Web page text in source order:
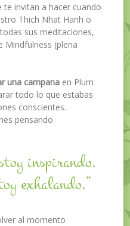
te invitan a hacer cuando
Thich Nhat Hanh o
sus meditaciones,
Mindfulness (plena
una campana en Plum
todo lo que estabas
conscientes.
pensando
inspirando.
exhalando.”
al momento